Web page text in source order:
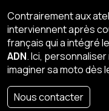
Contrairement aux
interviennent après
français qui a intégré le
ADN. Ici,
imaginer sa moto dès
Nous contacter